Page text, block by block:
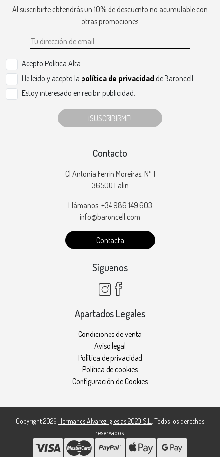
Al suscribirte obtendrás un 10% de descuento no acumulable con
otras promociones
Acepto Politica Alta
He leído y acepto la política de privacidad de Baroncell.
Estoy interesado en recibir publicidad.
¡SUSCRIBIRME!
Contacto
Cl Antonia Ferrin Moreiras, Nº 1
36500 Lalín
Llámanos: +34 986 149 603
info@baroncell.com
Contacta
Síguenos
Apartados Legales
Condiciones de venta
Aviso legal
Política de privacidad
Política de cookies
Configuración de Cookies
Copyright 2026 Hermanos Alvarez Iglesias 2020 S.L.. Todos los derechos
reservados.